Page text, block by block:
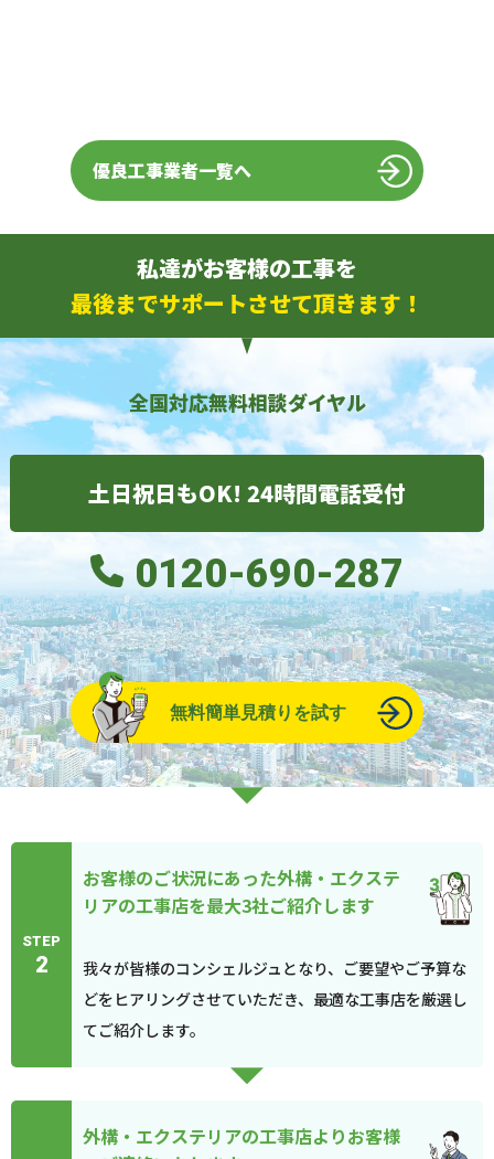
優良工事業者一覧へ
私達がお客様の工事を
最後までサポートさせて頂きます！
全国対応無料相談ダイヤル
土日祝日もOK! 24時間電話受付
0120-690-287
無料簡単見積りを試す
STEP
2
お客様のご状況にあった外構・エクステ
リアの工事店を最大3社ご紹介します
我々が皆様のコンシェルジュとなり、ご要望やご予算な
どをヒアリングさせていただき、最適な工事店を厳選し
てご紹介します。
外構・エクステリアの工事店よりお客様